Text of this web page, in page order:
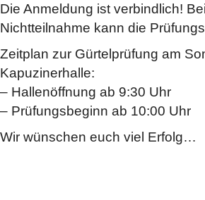
Die Anmeldung ist verbindlich!
Nichtteilnahme kann die
Zeitplan zur Gürtelprüfung am
Kapuzinerhalle:
– Hallenöffnung ab 9:30 Uhr
– Prüfungsbeginn ab 10:00 Uhr
Wir wünschen euch viel Erfolg…